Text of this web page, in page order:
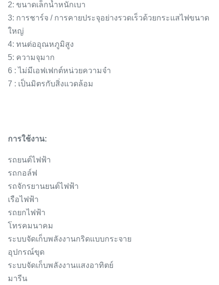
2: ขนาดเล็กน้ำหนักเบา
3: การชาร์จ / การคายประจุอย่างรวดเร็วด้วยกระแสไฟขนาด
ใหญ่
4: ทนต่ออุณหภูมิสูง
5: ความจุมาก
6 : ไม่มีเอฟเฟกต์หน่วยความจำ
7 : เป็นมิตรกับสิ่งแวดล้อม
การใช้งาน:
รถยนต์ไฟฟ้า
รถกอล์ฟ
รถจักรยานยนต์ไฟฟ้า
เรือไฟฟ้า
รถยกไฟฟ้า
โทรคมนาคม
ระบบจัดเก็บพลังงานกริดแบบกระจาย
อุปกรณ์ขุด
ระบบจัดเก็บพลังงานแสงอาทิตย์
มารีน